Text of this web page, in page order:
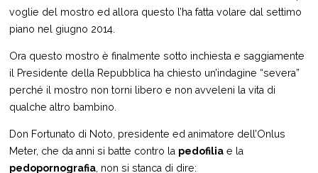
voglie del mostro ed allora questo l’ha fatta volare dal settimo
piano nel giugno 2014.
Ora questo mostro è finalmente sotto inchiesta e saggiamente
il Presidente della Repubblica ha chiesto un’indagine “severa”
perché il mostro non torni libero e non avveleni la vita di
qualche altro bambino.
Don Fortunato di Noto, presidente ed animatore dell’Onlus
Meter, che da anni si batte contro la pedofilia e la
pedopornografia, non si stanca di dire: